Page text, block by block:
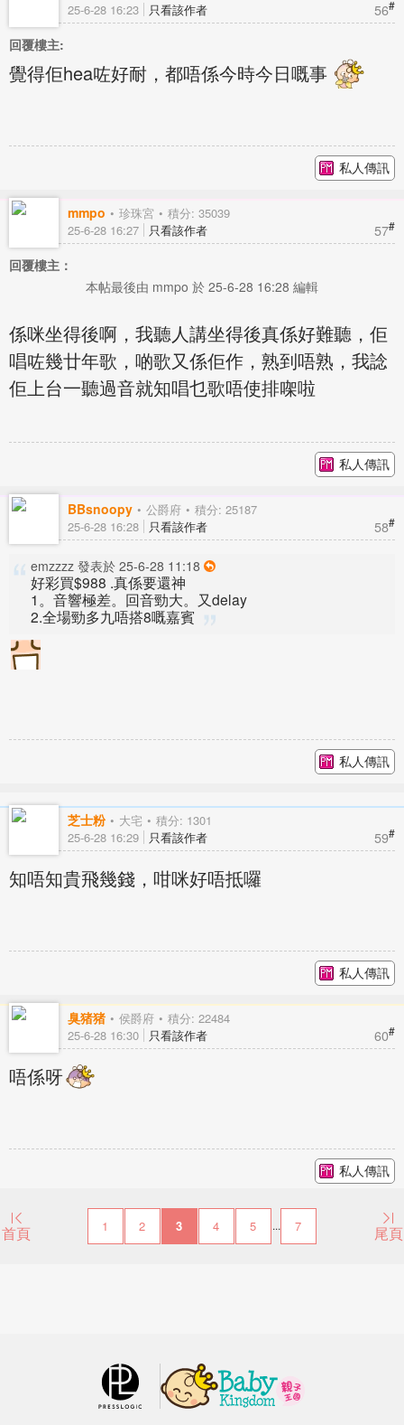
56#
25-6-28 16:23 只看該作者
回覆樓主:
覺得佢hea咗好耐，都唔係今時今日嘅事
私人傳訊
mmpo 珍珠宮 積分: 35039
57#
25-6-28 16:27 只看該作者
回覆樓主：
本帖最後由 mmpo 於 25-6-28 16:28 編輯
係咪坐得後啊，我聽人講坐得後真係好難聽，佢
唱咗幾廿年歌，啲歌又係佢作，熟到唔熟，我諗
佢上台一聽過音就知唱乜歌唔使排㗎啦
私人傳訊
BBsnoopy 公爵府 積分: 25187
58#
25-6-28 16:28 只看該作者
emzzzz 發表於 25-6-28 11:18
好彩買$988 .真係要還神
1。音響極差。回音勁大。又delay
2.全場勁多九唔搭8嘅嘉賓
私人傳訊
芝士粉 大宅 積分: 1301
59#
25-6-28 16:29 只看該作者
知唔知貴飛幾錢，咁咪好唔抵囉
私人傳訊
臭猪猪 侯爵府 積分: 22484
60#
25-6-28 16:30 只看該作者
唔係呀
私人傳訊
首頁 1 2 3 4 5 ... 7 尾頁